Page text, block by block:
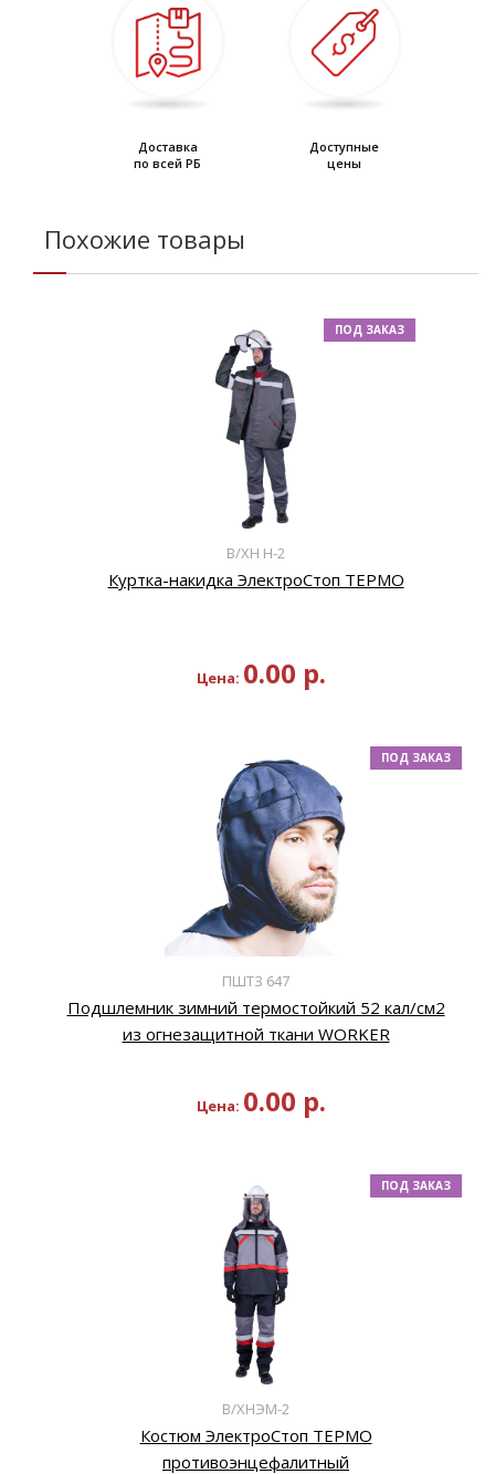
Доставка
по всей РБ
Доступные
цены
Похожие товары
В/ХН Н-2
Куртка-накидка ЭлектроСтоп ТЕРМО
Цена: 0.00 р.
ПОД ЗАКАЗ
ПШТЗ 647
Подшлемник зимний термостойкий 52 кал/см2
из огнезащитной ткани WORKER
Цена: 0.00 р.
ПОД ЗАКАЗ
В/ХНЭМ-2
Костюм ЭлектроСтоп ТЕРМО
противоэнцефалитный
ПОД ЗАКАЗ